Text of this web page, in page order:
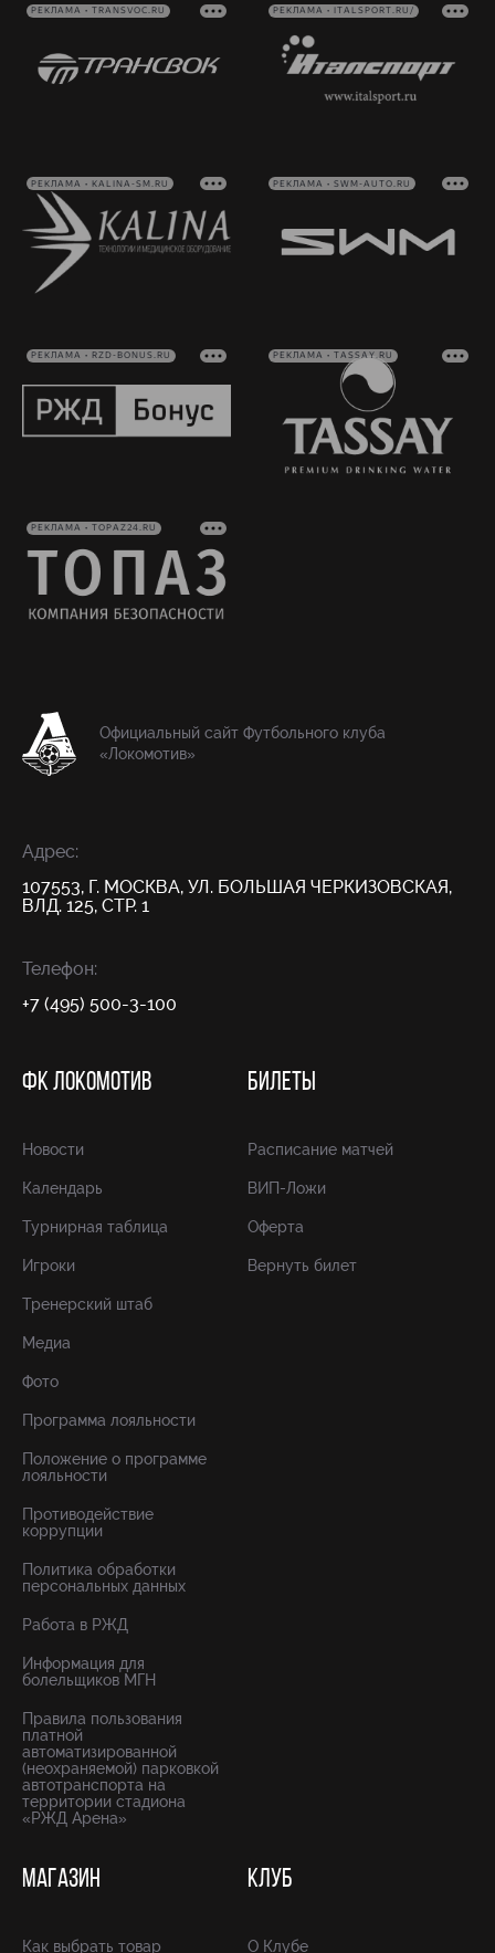
РЕКЛАМА • TRANSVOC.RU РЕКЛАМА • ITALSPORT.RU/
РЕКЛАМА • KALINA-SM.RU РЕКЛАМА • SWM-AUTO.RU
РЕКЛАМА • RZD-BONUS.RU РЕКЛАМА • TASSAY.RU
РЕКЛАМА • TOPAZ24.RU
Официальный сайт Футбольного клуба
«Локомотив»
Адрес:
107553, Г. МОСКВА, УЛ. БОЛЬШАЯ ЧЕРКИЗОВСКАЯ,
ВЛД. 125, СТР. 1
Телефон:
+7 (495) 500-3-100
ФК ЛОКОМОТИВ
Новости
Календарь
Турнирная таблица
Игроки
Тренерский штаб
Медиа
Фото
Программа лояльности
Положение о программе
лояльности
Противодействие
коррупции
Политика обработки
персональных данных
Работа в РЖД
Информация для
болельщиков МГН
Правила пользования
платной
автоматизированной
(неохраняемой) парковкой
автотранспорта на
территории стадиона
«РЖД Арена»
БИЛЕТЫ
Расписание матчей
ВИП-Ложи
Оферта
Вернуть билет
МАГАЗИН
Как выбрать товар
КЛУБ
О Клубе